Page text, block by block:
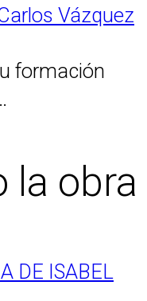
Vázquez
formación
la obra
DE ISABEL